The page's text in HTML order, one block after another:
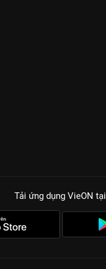
Tải ứng dụng VieON tại